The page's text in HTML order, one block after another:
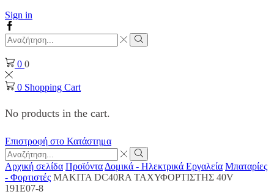
Sign in
Facebook
Search
input
Search
0 0
0 Shopping Cart
No products in the cart.
Επιστροφή στο Κατάστημα
Search
input
Search
Αρχική σελίδα Προϊόντα Δομικά - Ηλεκτρικά Εργαλεία Μπαταρίες
- Φορτιστές MAKITA DC40RA ΤΑΧΥΦΟΡΤΙΣΤΗΣ 40V
191E07-8